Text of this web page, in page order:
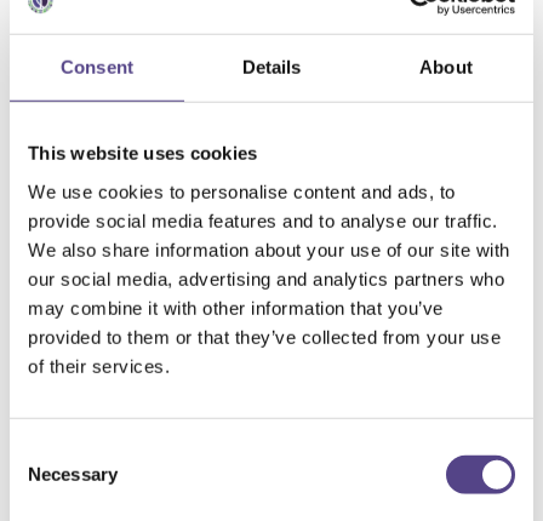
Consent Details About
This website uses cookies
We use cookies to personalise content and ads, to
provide social media features and to analyse our traffic.
We also share information about your use of our site with
our social media, advertising and analytics partners who
may combine it with other information that you’ve
provided to them or that they’ve collected from your use
of their services.
Selection
Necessary
Bio-Lebensmittel (5Produkte)
Fruchtkapseln
Produkte
Honigcreme
Neuheiten (63Produkte
Zuckerfreie Marmeladen
Produkte
)
Menge
120 mg
1L
1l
200 g
200G
200g
220G
220g
330ML
3L
500 ml